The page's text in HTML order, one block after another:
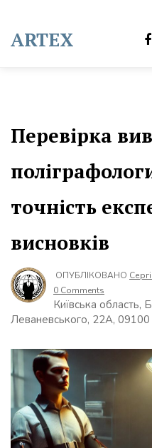
content
ARTEX
Перевірка
точність
висновків
ОПУБЛІКОВАНО
0 Comments
Київська область,
Леваневського, 22А, 09100